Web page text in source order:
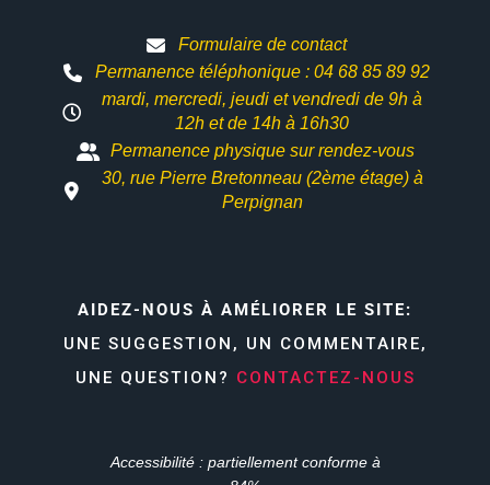
Formulaire de contact
Permanence téléphonique : 04 68 85 89 92
mardi, mercredi, jeudi et vendredi de 9h à
12h etde 14h à 16h30
Permanence physique sur rendez-vous
30, rue Pierre Bretonneau (2ème étage) à
Perpignan
AIDEZ-NOUS À AMÉLIORER LE SITE:
UNE SUGGESTION, UN COMMENTAIRE,
UNE QUESTION? CONTACTEZ-NOUS
Accessibilité : partiellement conforme à